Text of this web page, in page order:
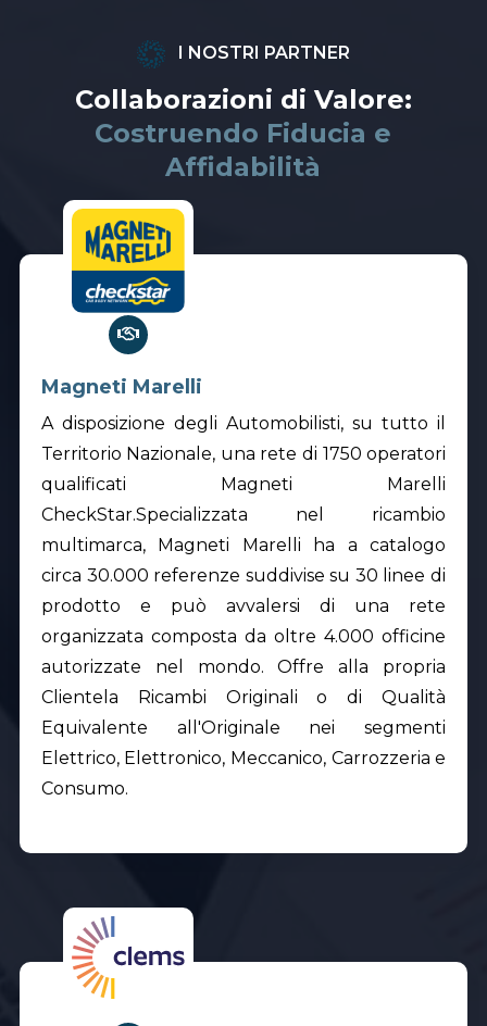
I NOSTRI PARTNER
Collaborazioni di Valore:
Costruendo Fiducia e
Affidabilità
Magneti Marelli
A disposizione degli Automobilisti, su tutto il
Territorio Nazionale, una rete di 1750 operatori
qualificati Magneti Marelli
CheckStar.Specializzata nel ricambio
multimarca, Magneti Marelli ha a catalogo
circa 30.000 referenze suddivise su 30 linee di
prodotto e può avvalersi di una rete
organizzata composta da oltre 4.000 officine
autorizzate nel mondo. Offre alla propria
Clientela Ricambi Originali o di Qualità
Equivalente all'Originale nei segmenti
Elettrico, Elettronico, Meccanico, Carrozzeria e
Consumo.